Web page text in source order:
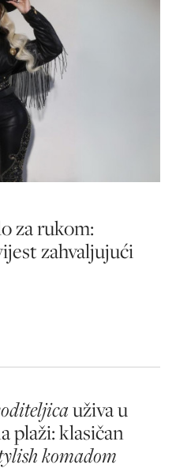
za rukom:
zahvaljujući
uživa u
plaži: klasičan
komadom